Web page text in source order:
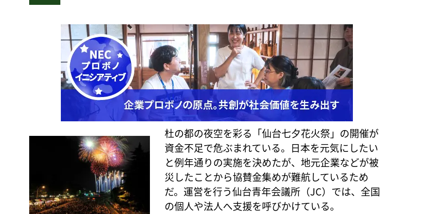
杜の都の夜空を彩る「仙台七夕花火祭」の開催が
資金不足で危ぶまれている。日本を元気にしたい
と例年通りの実施を決めたが、地元企業などが被
災したことから協賛金集めが難航しているため
だ。運営を行う仙台青年会議所（JC）では、全国
の個人や法人へ支援を呼びかけている。